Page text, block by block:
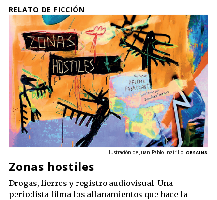
RELATO DE FICCIÓN
Ilustración de Juan Pablo Inzirillo. ORSAI N8.
Zonas hostiles
Drogas, fierros y registro audiovisual. Una
periodista filma los allanamientos que hace la